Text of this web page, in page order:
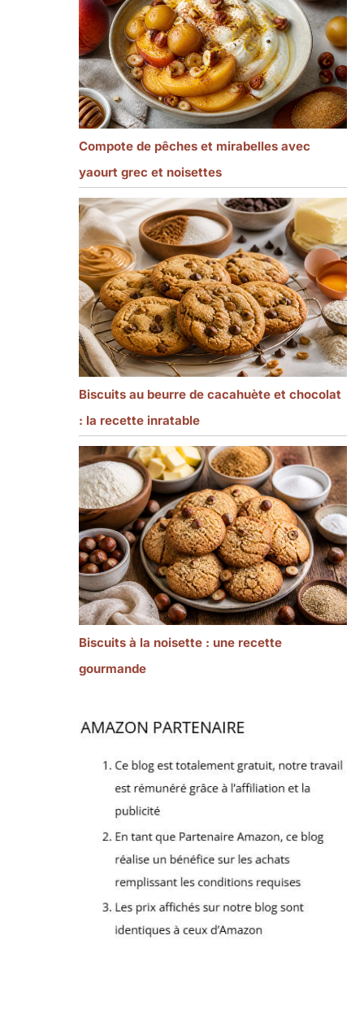
Compote de pêches et mirabelles avec
yaourt grec et noisettes
Biscuits au beurre de cacahuète et chocolat
: la recette inratable
Biscuits à la noisette : une recette
gourmande